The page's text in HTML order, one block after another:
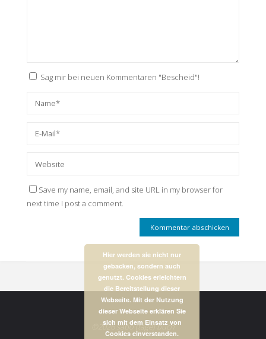
Sag mir bei neuen Kommentaren "Bescheid"!
Save my name, email, and site URL in my browser for
next time I post a comment.
©2026 sabo (tage) buch
Hier werden sie nicht nur
gebacken, sondern auch
genutzt. Cookies erleichtern
die Bereitstellung dieser
Webseite. Mit der Nutzung
dieser Webseite erklären Sie
sich mit dem Einsatz von
Cookies einverstanden.